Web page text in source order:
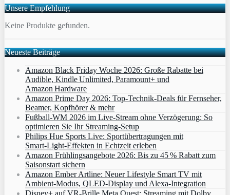
Unsere Empfehlung
Keine Produkte gefunden.
Neueste Beiträge
Amazon Black Friday Woche 2026: Große Rabatte bei
Audible, Kindle Unlimited, Paramount+ und
Amazon Hardware
Amazon Prime Day 2026: Top-Technik-Deals für Fernseher,
Beamer, Kopfhörer & mehr
Fußball-WM 2026 im Live-Stream ohne Verzögerung: So
optimieren Sie Ihr Streaming-Setup
Philips Hue Sports Live: Sportübertragungen mit
Smart‑Light‑Effekten in Echtzeit erleben
Amazon Frühlingsangebote 2026: Bis zu 45 % Rabatt zum
Saisonstart sichern
Amazon Ember Artline: Neuer Lifestyle Smart TV mit
Ambient‑Modus, QLED‑Display und Alexa‑Integration
Disney+ auf VR-Brille Meta Quest: Streaming mit Dolby